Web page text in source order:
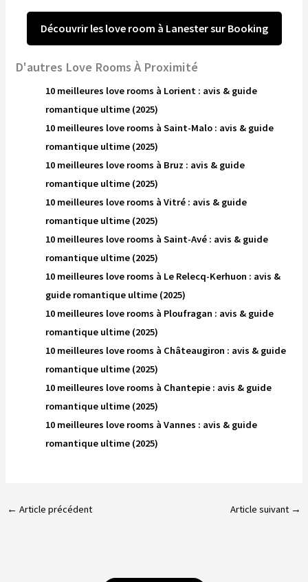
Découvrir les love room à Lanester sur Booking
D'autres Love Rooms À Proximité
10 meilleures love rooms à Lorient : avis & guide
romantique ultime (2025)
10 meilleures love rooms à Saint-Malo : avis & guide
romantique ultime (2025)
10 meilleures love rooms à Bruz : avis & guide
romantique ultime (2025)
10 meilleures love rooms à Vitré : avis & guide
romantique ultime (2025)
10 meilleures love rooms à Saint-Avé : avis & guide
romantique ultime (2025)
10 meilleures love rooms à Le Relecq-Kerhuon : avis &
guide romantique ultime (2025)
10 meilleures love rooms à Ploufragan : avis & guide
romantique ultime (2025)
10 meilleures love rooms à Châteaugiron : avis & guide
romantique ultime (2025)
10 meilleures love rooms à Chantepie : avis & guide
romantique ultime (2025)
10 meilleures love rooms à Vannes : avis & guide
romantique ultime (2025)
← Article précédent Article suivant →